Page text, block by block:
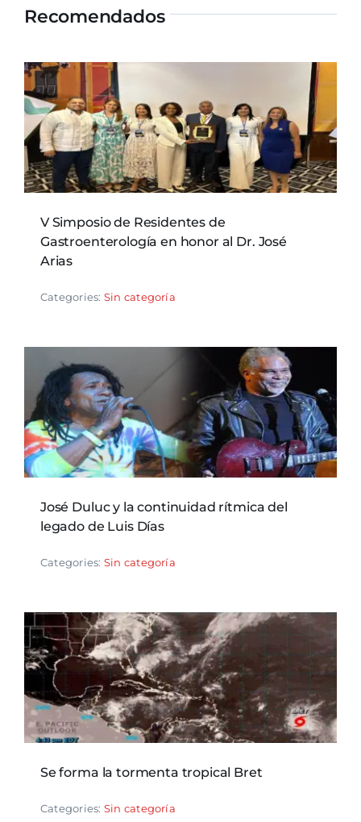
Recomendados
V Simposio de Residentes de
Gastroenterología en honor al Dr. José
Arias
Categories: Sin categoría
José Duluc y la continuidad rítmica del
legado de Luis Días
Categories: Sin categoría
Se forma la tormenta tropical Bret
Categories: Sin categoría